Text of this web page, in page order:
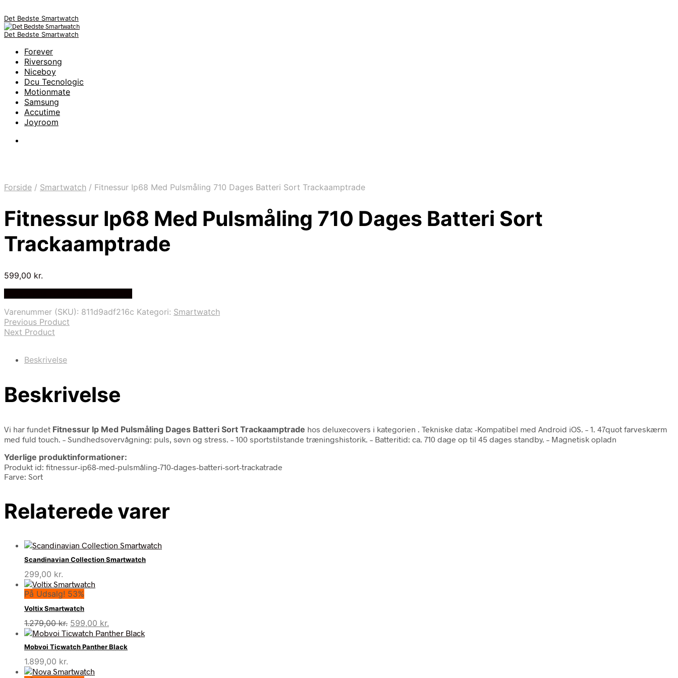
Det Bedste Smartwatch
Det Bedste Smartwatch
Forever
Riversong
Niceboy
Dcu Tecnologic
Motionmate
Samsung
Accutime
Joyroom
Forside / Smartwatch / Fitnessur Ip68 Med Pulsmåling 710 Dages Batteri Sort Trackaamptrade
Fitnessur Ip68 Med Pulsmåling 710 Dages Batteri Sort
Trackaamptrade
599,00 kr.
Varenummer (SKU): 811d9adf216c Kategori: Smartwatch
Previous Product
Next Product
Beskrivelse
Beskrivelse
Vi har fundet Fitnessur Ip Med Pulsmåling Dages Batteri Sort Trackaamptrade hos deluxecovers i kategorien
. Tekniske data: -Kompatibel med Android iOS. – 1. 47quot farveskærm
med fuld touch. – Sundhedsovervågning: puls, søvn og stress. – 100 sportstilstande træningshistorik. – Batteritid: ca. 710 dage op til 45 dages standby. – Magnetisk opladn
Yderlige produktinformationer:
Produkt id: fitnessur-ip68-med-pulsmåling-710-dages-batteri-sort-trackatrade
Farve: Sort
Relaterede varer
Scandinavian Collection Smartwatch
299,00 kr.
På Udsalg! 53%
Voltix Smartwatch
1.279,00kr. Den
oprindelige
pris
var:
599,00 kr.
aktuelle
pris
er:
Mobvoi Ticwatch Panther Black
1.899,00 kr.